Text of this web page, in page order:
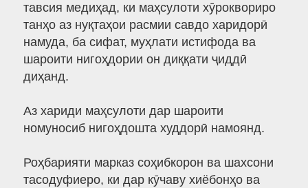
тавсия медиҳад, ки маҳсулоти хӯроквориро
танҳо аз нуқтаҳои расмии савдо харидорӣ
намуда, ба сифат, муҳлати истифода ва
шароити нигоҳдории он диққати ҷиддӣ
диҳанд.
Аз хариди маҳсулоти дар шароити
номуносиб нигоҳдошта худдорӣ намоянд.
Роҳбарияти марказ соҳибкорон ва шахсони
тасодуфиеро, ки дар кӯчаву хиёбонҳо ва